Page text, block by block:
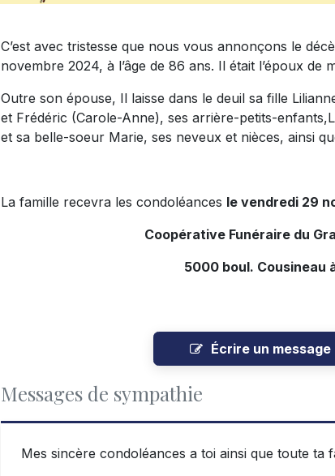
C’est avec tristesse que nous vous annonçons le
novembre 2024, à l’âge de 86 ans. Il était l’époux de
Outre son épouse, Il laisse dans le deuil sa fille
et Frédéric (Carole-Anne), ses arrière-petits-
et sa belle-soeur Marie, ses neveux et nièces, ainsi
La famille recevra les condoléances le vendredi 29
Coopérative Funéraire du
5000 boul. Cousineau
Écrire un
Messages de sympathie
Mes sincère condoléances a toi ainsi que toute ta